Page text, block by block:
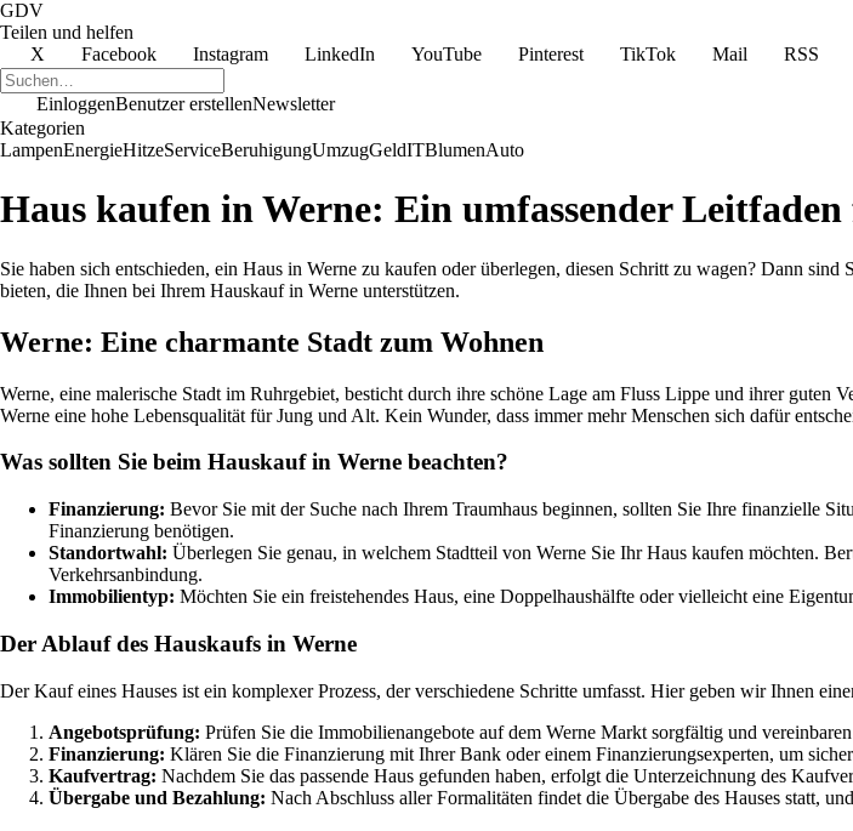
GDV
Teilen und helfen
X
Facebook Instagram LinkedIn YouTube Pinterest TikTok Mail RSS
EinloggenBenutzer erstellenNewsletter
Kategorien
LampenEnergieHitzeServiceBeruhigungUmzugGeldITBlumenAuto
Haus kaufen in Werne: Ein umfassender
Sie haben sich entschieden, ein Haus in Werne zu kaufen oder überlegen, diesen Schritt zu wagen? Dann
bieten, die Ihnen bei Ihrem Hauskauf in Werne unterstützen.
Werne: Eine charmante Stadt zum Wohnen
Werne, eine malerische Stadt im Ruhrgebiet, besticht durch ihre schöne Lage am Fluss Lippe und ihrer
Werne eine hohe Lebensqualität für Jung und Alt. Kein Wunder, dass immer mehr Menschen sich dafür
Was sollten Sie beim Hauskauf in Werne beachten?
Finanzierung: Bevor Sie mit der Suche nach Ihrem Traumhaus beginnen, sollten Sie Ihre finanzielle
Finanzierung benötigen.
Standortwahl: Überlegen Sie genau, in welchem Stadtteil von Werne Sie Ihr Haus kaufen möchten.
Verkehrsanbindung.
Immobilientyp: Möchten Sie ein freistehendes Haus, eine Doppelhaushälfte oder vielleicht eine
Der Ablauf des Hauskaufs in Werne
Der Kauf eines Hauses ist ein komplexer Prozess, der verschiedene Schritte umfasst. Hier geben wir Ihnen
Angebotsprüfung: Prüfen Sie die Immobilienangebote auf dem Werne Markt sorgfältig und
Finanzierung: Klären Sie die Finanzierung mit Ihrer Bank oder einem Finanzierungsexperten, um
Kaufvertrag: Nachdem Sie das passende Haus gefunden haben, erfolgt die Unterzeichnung des
Übergabe und Bezahlung: Nach Abschluss aller Formalitäten findet die Übergabe des Hauses statt,